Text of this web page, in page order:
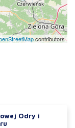
contributors
Odry i